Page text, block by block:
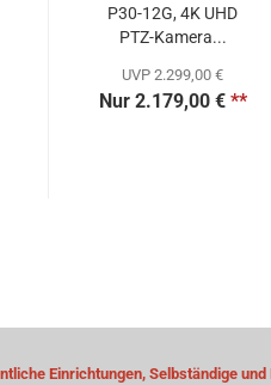
P30-12G, 4K UHD
PTZ-Kamera...
UVP 2.299,00 €
Nur 2.179,00 €**
Einrichtungen, Selbständige und